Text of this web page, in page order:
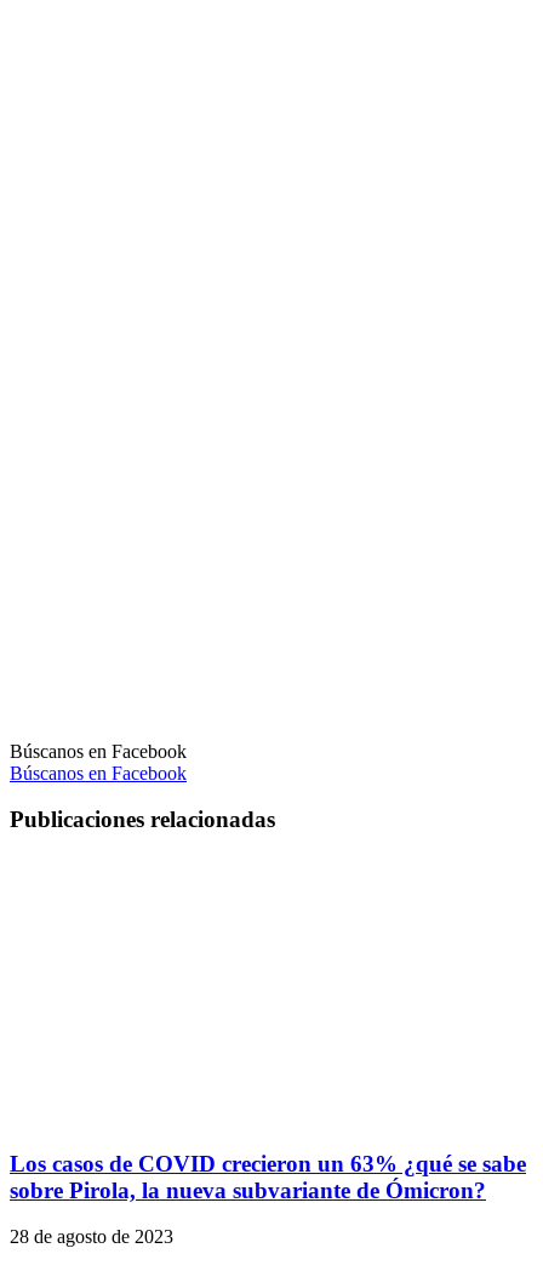
Búscanos en Facebook
Búscanos en Facebook
Publicaciones relacionadas
Los casos de COVID crecieron un 63% ¿qué se sabe
sobre Pirola, la nueva subvariante de Ómicron?
28 de agosto de 2023